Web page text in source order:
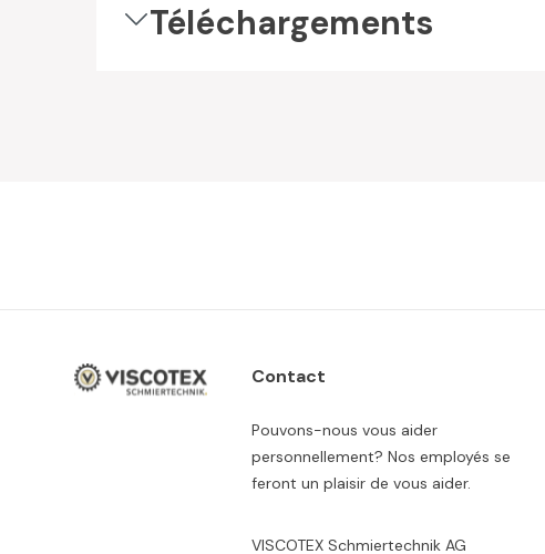
Téléchargements
Contact
Pouvons-nous vous aider
personnellement? Nos employés se
feront un plaisir de vous aider.
VISCOTEX Schmiertechnik AG